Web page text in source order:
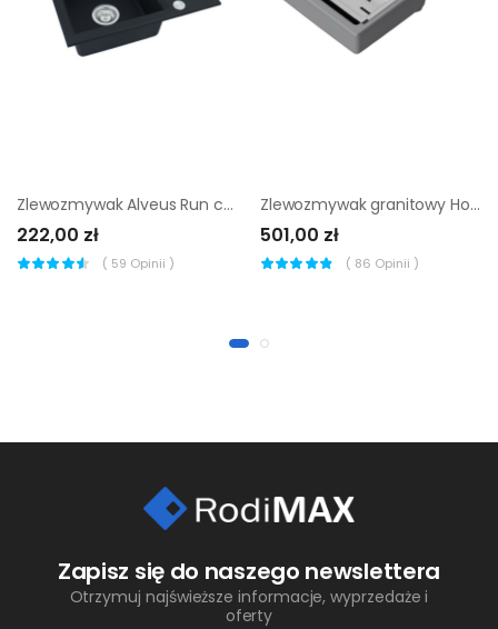
Zlewozmywak Alveus Run czarny bateria inox
222,00 zł
( 59 Opinii )
Zlewozmywak granitowy Horizon 1-komorowy z ociekaczem titan
501,00 zł
( 86 Opinii )
Zapisz się do naszego newslettera
Otrzymuj najświeższe informacje, wyprzedaże i
oferty